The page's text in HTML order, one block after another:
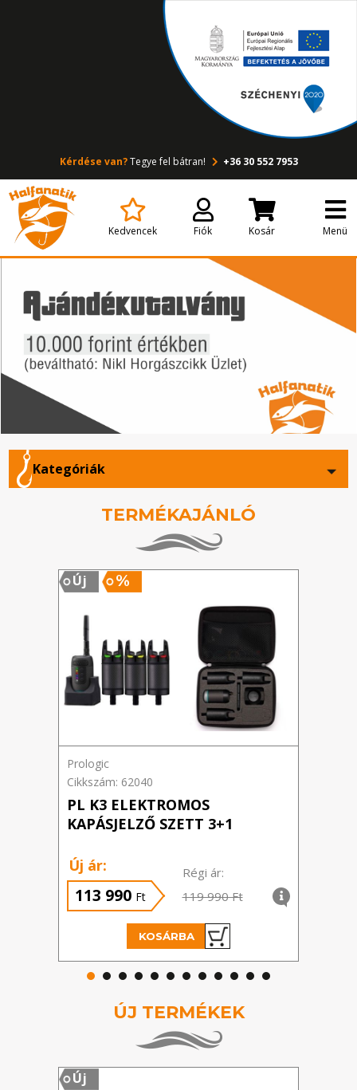
Kérdése van?Tegye fel bátran! +36 30 552 7953
Kedvencek Fiók Kosár Menü
Kategóriák
TERMÉKAJÁNLÓ
Új %
Prologic
Cikkszám: 62040
PL K3 ELEKTROMOS
KAPÁSJELZŐ SZETT 3+1
Új ár:
113 990 Ft
Régi ár:
119 990 Ft
KOSÁRBA
ÚJ TERMÉKEK
Új